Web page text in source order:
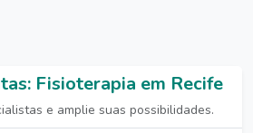
Fisioterapia em Recife
e amplie suas possibilidades.